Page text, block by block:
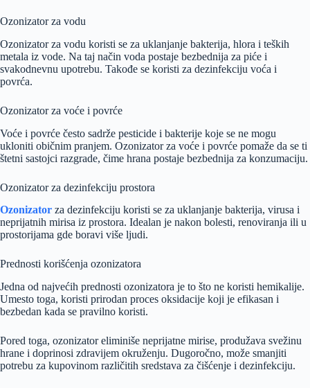
Ozonizator za vodu
Ozonizator za vodu koristi se za uklanjanje bakterija, hlora i teških
metala iz vode. Na taj način voda postaje bezbednija za piće i
svakodnevnu upotrebu. Takođe se koristi za dezinfekciju voća i
povrća.
Ozonizator za voće i povrće
Voće i povrće često sadrže pesticide i bakterije koje se ne mogu
ukloniti običnim pranjem. Ozonizator za voće i povrće pomaže da se ti
štetni sastojci razgrade, čime hrana postaje bezbednija za konzumaciju.
Ozonizator za dezinfekciju prostora
Ozonizator za dezinfekciju koristi se za uklanjanje bakterija, virusa i
neprijatnih mirisa iz prostora. Idealan je nakon bolesti, renoviranja ili u
prostorijama gde boravi više ljudi.
Prednosti korišćenja ozonizatora
Jedna od najvećih prednosti ozonizatora je to što ne koristi hemikalije.
Umesto toga, koristi prirodan proces oksidacije koji je efikasan i
bezbedan kada se pravilno koristi.
Pored toga, ozonizator eliminiše neprijatne mirise, produžava svežinu
hrane i doprinosi zdravijem okruženju. Dugoročno, može smanjiti
potrebu za kupovinom različitih sredstava za čišćenje i dezinfekciju.